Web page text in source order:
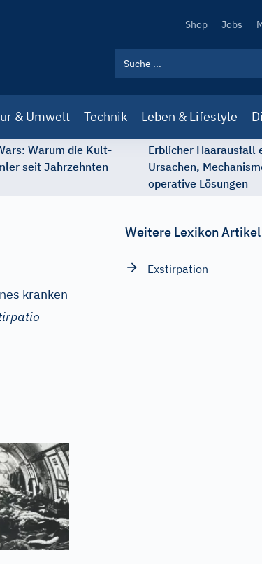
Secondary
Shop Jobs
& Umwelt Technik Leben & Lifestyle
Warum die Kult-
seit Jahrzehnten
Erblicher Haarausfall
Ursachen,
operative Lösungen
kranken
Weitere Lexikon Artikel
Exstirpation